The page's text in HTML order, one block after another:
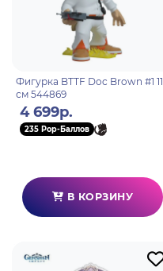
Фигурка BTTF Doc Brown #1 11
см 544869
4 699р.
235 Pop-Баллов
В КОРЗИНУ